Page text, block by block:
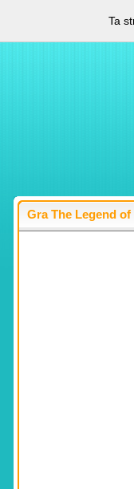
Gra The Legend of
Ta